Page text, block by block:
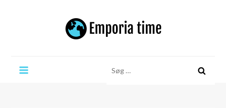
efter: